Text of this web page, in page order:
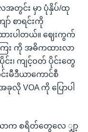
အတွင်း မှာ ပုံနှိပ်/ထု
ာ် စာရင်းကို
ထားပါတယ်။ ဈေးကွက်
ေး ကို အဓိကထားလာ
၊ ကျင့်ဝတ် ပိုင်းတွေ
မီဒီယာကောင်စီ
လို VOA ကို ပြောပါ
ယာက စရိတ်တွေလေ ျှာ့